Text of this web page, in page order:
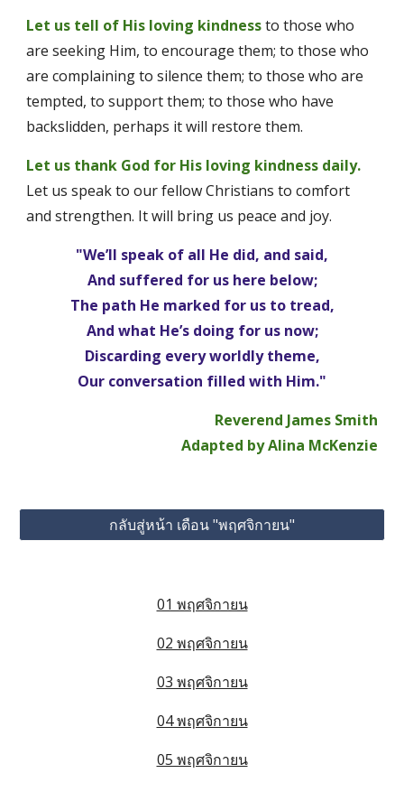
Let us tell of His loving kindness to those who
are seeking Him, to encourage them; to those who
are complaining to silence them; to those who are
tempted, to support them; to those who have
backslidden, perhaps it will restore them.
Let us thank God for His loving kindness daily.
Let us speak to our fellow Christians to comfort
and strengthen. It will bring us peace and joy.
"We’ll speak of all He did, and said,
And suffered for us here below;
The path He marked for us to tread,
And what He’s doing for us now;
Discarding every worldly theme,
Our conversation filled with Him."
Reverend James Smith
Adapted by Alina McKenzie
กลับสู่หน้า เดือน "พฤศจิกายน"
01 พฤศจิกายน
02 พฤศจิกายน
03 พฤศจิกายน
04 พฤศจิกายน
05 พฤศจิกายน